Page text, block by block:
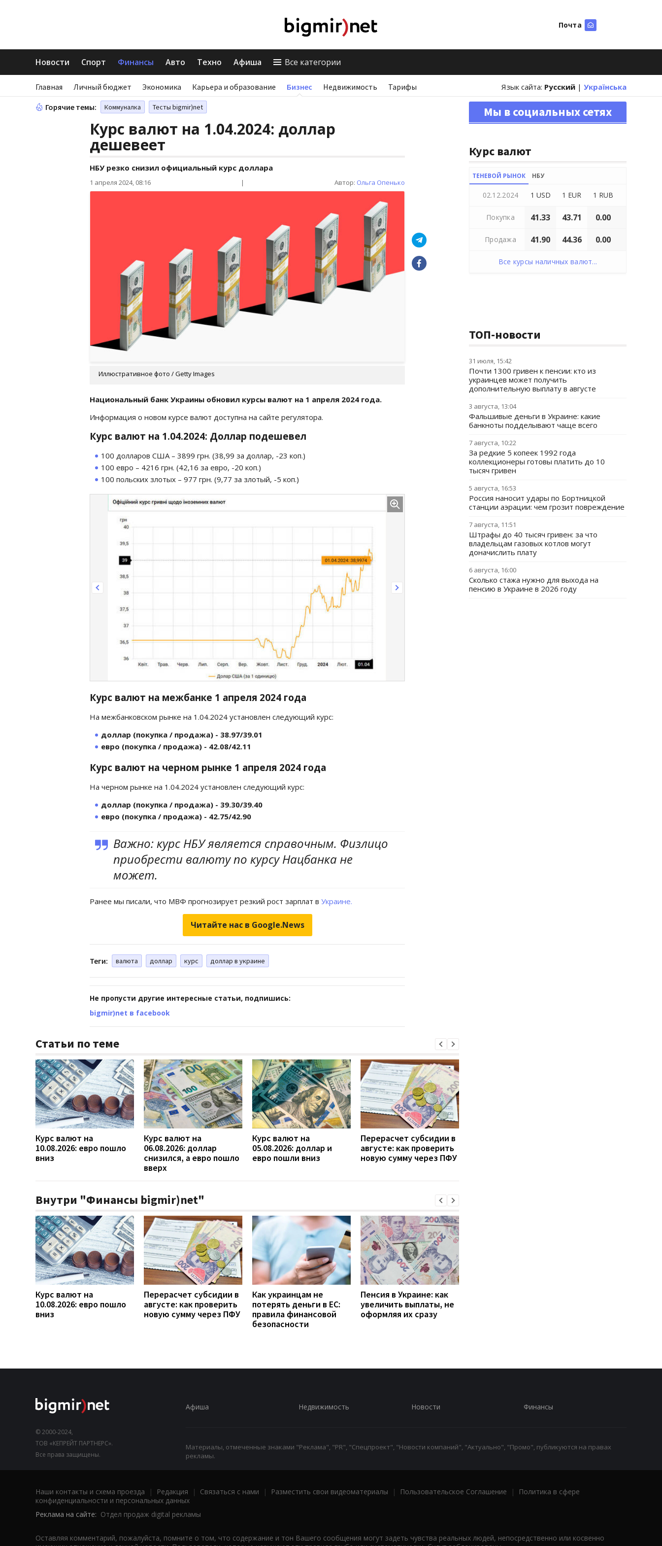
Почта
Новости Спорт Финансы Авто Техно Афиша Все категории
Главная Личный бюджет Экономика Карьера и образование Бизнес Недвижимость Тарифы Язык сайта: Русский | Українська
Горячие темы: Коммуналка Тесты bigmir)net
Курс валют на 1.04.2024: доллар
дешевеет
НБУ резко снизил официальный курс доллара
1 апреля 2024, 08:16 | Автор: Ольга Опенько
Иллюстративное фото / Getty Images
Национальный банк Украины обновил курсы валют на 1 апреля 2024 года.
Информация о новом курсе валют доступна на сайте регулятора.
Курс валют на 1.04.2024: Доллар подешевел
100 долларов США – 3899 грн. (38,99 за доллар, -23 коп.)
100 евро – 4216 грн. (42,16 за евро, -20 коп.)
100 польских злотых – 977 грн. (9,77 за злотый, -5 коп.)
Курс валют на межбанке 1 апреля 2024 года
На межбанковском рынке на 1.04.2024 установлен следующий курс:
доллар (покупка / продажа) - 38.97/39.01
евро (покупка / продажа) - 42.08/42.11
Курс валют на черном рынке 1 апреля 2024 года
На черном рынке на 1.04.2024 установлен следующий курс:
доллар (покупка / продажа) - 39.30/39.40
евро (покупка / продажа) - 42.75/42.90
Важно: курс НБУ является справочным. Физлицо
приобрести валюту по курсу Нацбанка не
может.
Ранее мы писали, что МВФ прогнозирует резкий рост зарплат в Украине.
Читайте нас в Google.News
Теги: валюта доллар курс доллар в украине
Не пропусти другие интересные статьи, подпишись:
bigmir)net в facebook
Статьи по теме
Курс валют на
10.08.2026: евро пошло
вниз
Курс валют на
06.08.2026: доллар
снизился, а евро пошло
вверх
Курс валют на
05.08.2026: доллар и
евро пошли вниз
Перерасчет субсидии в
августе: как проверить
новую сумму через ПФУ
Внутри "Финансы bigmir)net"
Курс валют на
10.08.2026: евро пошло
вниз
Перерасчет субсидии в
августе: как проверить
новую сумму через ПФУ
Как украинцам не
потерять деньги в ЕС:
правила финансовой
безопасности
Пенсия в Украине: как
увеличить выплаты, не
оформляя их сразу
Мы в социальных сетях
Курс валют
ТЕНЕВОЙ РЫНОК НБУ
02.12.2024 1 USD 1 EUR 1 RUB
Покупка 41.33 43.71 0.00
Продажа 41.90 44.36 0.00
Все курсы наличных валют...
ТОП-новости
31 июля, 15:42
Почти 1300 гривен к пенсии: кто из
украинцев может получить
дополнительную выплату в августе
3 августа, 13:04
Фальшивые деньги в Украине: какие
банкноты подделывают чаще всего
7 августа, 10:22
За редкие 5 копеек 1992 года
коллекционеры готовы платить до 10
тысяч гривен
5 августа, 16:53
Россия наносит удары по Бортницкой
станции аэрации: чем грозит повреждение
7 августа, 11:51
Штрафы до 40 тысяч гривен: за что
владельцам газовых котлов могут
доначислить плату
6 августа, 16:00
Сколько стажа нужно для выхода на
пенсию в Украине в 2026 году
© 2000-2024,
ТОВ «КЕПРЕЙТ ПАРТНЕРС».
Все права защищены.
Афиша Недвижимость Новости Финансы
Материалы, отмеченные знаками "Реклама", "PR", "Спецпроект", "Новости компаний", "Актуально", "Промо", публикуются на правах
рекламы.
Наши контакты и схема проезда | Редакция | Связаться с нами | Разместить свои видеоматериалы | Пользовательское Соглашение |
Политика в сфере
конфиденциальности и персональных данных
Реклама на сайте: Отдел продаж digital рекламы
Оставляя комментарий, пожалуйста, помните о том, что содержание и тон Вашего сообщения могут задеть чувства реальных людей, непосредственно или косвенно